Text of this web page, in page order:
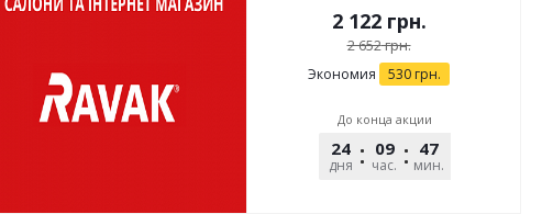
2 122грн.
2 652грн.
Экономия 530 грн.
До конца акции
24
дня
09
час.
47
мин.